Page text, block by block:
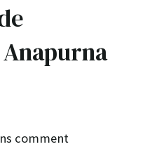
Anapurna
comment